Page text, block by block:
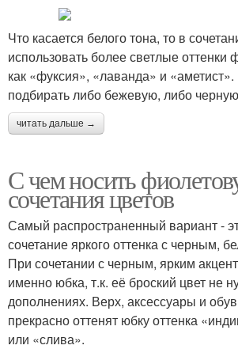
Что касается белого тона, то в
использовать более светлые оттенки
как «фуксия», «лаванда» и
подбирать либо бежевую, либо
читать дальше →
С чем носить
сочетания цветов
Самый распространенный вариант -
сочетание яркого оттенка с черным,
При сочетании с черным, ярким
именно юбка, т.к. её броский цвет не
дополнениях. Верх, аксессуары и
прекрасно оттенят юбку оттенка
или «слива».